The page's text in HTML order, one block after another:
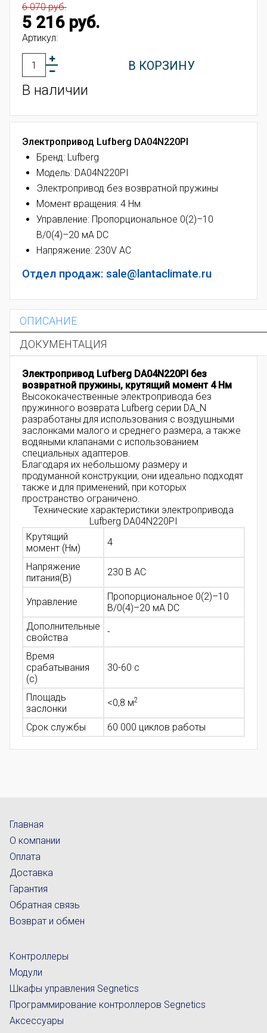
6 070 руб.
5 216 руб.
Артикул:
В КОРЗИНУ
В наличии
Электропривод Lufberg DA04N220PI
Бренд: Lufberg
Модель: DA04N220PI
Электропривод без возвратной пружины
Момент вращения: 4 Нм
Управление: Пропорциональное 0(2)–10
В/0(4)–20 мА DC
Напряжение: 230V AC
Отдел продаж: sale@lantaclimate.ru
ОПИСАНИЕ
ДОКУМЕНТАЦИЯ
Электропривод Lufberg DA04N220PI без
возвратной пружины, крутящий момент4 Нм
Высококачественные электропривода без
пружинного возврата Lufberg серии DA_N
разработаны для использования с воздушными
заслонками малого и среднего размера, а также
водяными клапанами с использованием
специальных адаптеров.
Благодаря их небольшому размеру и
продуманной конструкции, они идеально подходят
также и для применений, при которых
пространство ограничено.
Технические характеристики электропривода
Lufberg DA04N220PI
Крутящий
момент (Нм)
4
Напряжение
питания(В)
230 В AC
Управление
Пропорциональное 0(2)–10
В/0(4)–20 мА DC
Дополнительные
свойства
-
Время
срабатывания
(с)
30-60 с
Площадь
заслонки
<0,8 м2
Срок службы 60 000 циклов работы
Главная
О компании
Оплата
Доставка
Гарантия
Обратная связь
Возврат и обмен
Контроллеры
Модули
Шкафы управления Segnetics
Программирование контроллеров Segnetics
Аксессуары